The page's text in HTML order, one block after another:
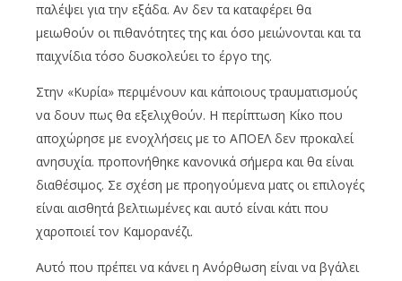
παλέψει για την εξάδα. Αν δεν τα καταφέρει θα
μειωθούν οι πιθανότητες της και όσο μειώνονται και τα
παιχνίδια τόσο δυσκολεύει το έργο της.
Στην «Κυρία» περιμένουν και κάποιους τραυματισμούς
να δουν πως θα εξελιχθούν. Η περίπτωση Κίκο που
αποχώρησε με ενοχλήσεις με το ΑΠΟΕΛ δεν προκαλεί
ανησυχία. προπονήθηκε κανονικά σήμερα και θα είναι
διαθέσιμος. Σε σχέση με προηγούμενα ματς οι επιλογές
είναι αισθητά βελτιωμένες και αυτό είναι κάτι που
χαροποιεί τον Καμορανέζι.
Αυτό που πρέπει να κάνει η Ανόρθωση είναι να βγάλει